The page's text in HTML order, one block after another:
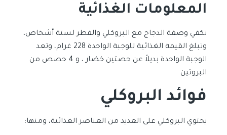
المعلومات الغذائية
تكفي وصفة الدجاج مع البروكلي والفطر لستة أشخاص،
وتبلغ القيمة الغذائية للوجبة الواحدة 228 غرام، وتعد
الوجبة الواحدة بديلاً عن حصتين خضار ، و 4 حصص من
البروتين
فوائد البروكلي
يحتوي البروكلي على العديد من العناصر الغذائية، ومنها: